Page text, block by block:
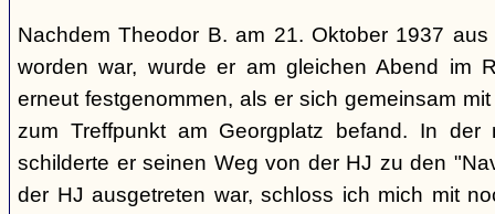
Nachdem Theodor B. am 21. Oktober 1937
worden war, wurde er am gleichen Abend im
erneut festgenommen, als er sich gemeinsam
zum Treffpunkt am Georgplatz befand. In der
schilderte er seinen Weg von der HJ zu den
der HJ ausgetreten war, schloss ich mich mit